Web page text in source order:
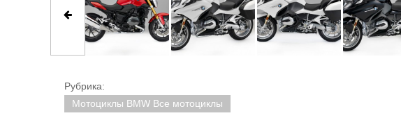
Рубрика:
Мотоциклы BMW Все мотоциклы